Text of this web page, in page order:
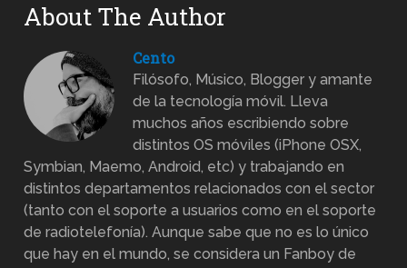
About The Author
Cento
Filósofo, Músico, Blogger y amante
de la tecnología móvil. Lleva
muchos años escribiendo sobre
distintos OS móviles (iPhone OSX,
Symbian, Maemo, Android, etc) y trabajando en
distintos departamentos relacionados con el sector
(tanto con el soporte a usuarios como en el soporte
de radiotelefonía). Aunque sabe que no es lo único
que hay en el mundo, se considera un Fanboy de